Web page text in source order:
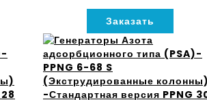
Заказать